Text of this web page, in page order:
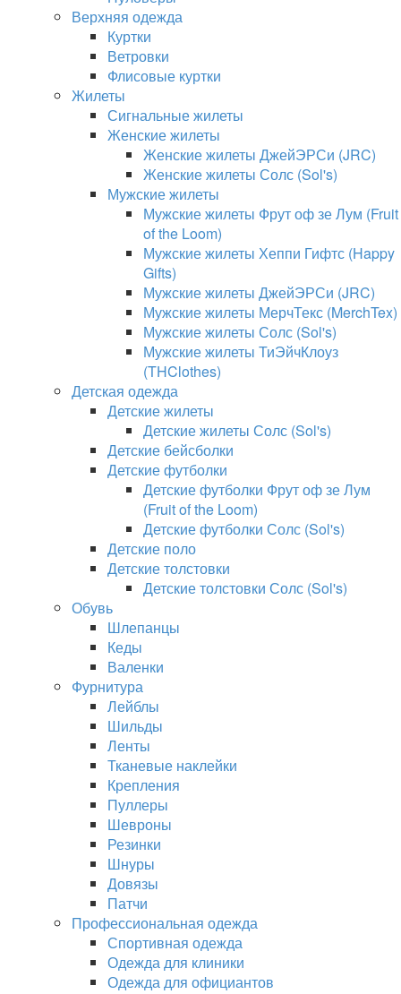
Верхняя одежда
Куртки
Ветровки
Флисовые куртки
Жилеты
Сигнальные жилеты
Женские жилеты
Женские жилеты ДжейЭРСи (JRC)
Женские жилеты Солс (Sol's)
Мужские жилеты
Мужские жилеты Фрут оф зе Лум (Fruit
of the Loom)
Мужские жилеты Хеппи Гифтс (Happy
Gifts)
Мужские жилеты ДжейЭРСи (JRC)
Мужские жилеты МерчТекс (MerchTex)
Мужские жилеты Солс (Sol's)
Мужские жилеты ТиЭйчКлоуз
(THClothes)
Детская одежда
Детские жилеты
Детские жилеты Солс (Sol's)
Детские бейсболки
Детские футболки
Детские футболки Фрут оф зе Лум
(Fruit of the Loom)
Детские футболки Солс (Sol's)
Детские поло
Детские толстовки
Детские толстовки Солс (Sol's)
Обувь
Шлепанцы
Кеды
Валенки
Фурнитура
Лейблы
Шильды
Ленты
Тканевые наклейки
Крепления
Пуллеры
Шевроны
Резинки
Шнуры
Довязы
Патчи
Профессиональная одежда
Спортивная одежда
Одежда для клиники
Одежда для официантов